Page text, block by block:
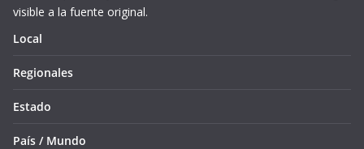
visible a la fuente original.
Local
Regionales
Estado
País / Mundo